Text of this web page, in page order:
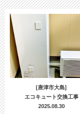
[唐津市大島]
エコキュート交換工事
2025.08.30